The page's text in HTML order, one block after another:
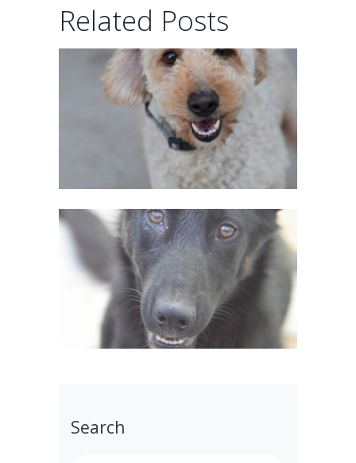
Related Posts
02/06/2026
Search